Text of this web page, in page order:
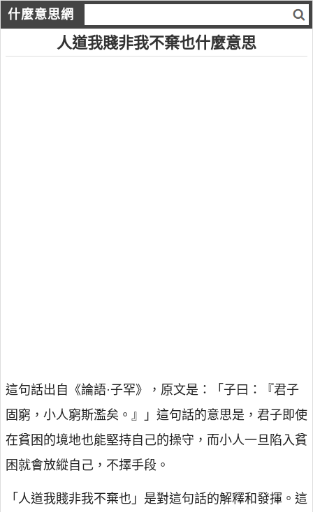
什麼意思網
人道我賤非我不棄也什麼意思
這句話出自《論語·子罕》，原文是：「子曰：『君子
固窮，小人窮斯濫矣。』」這句話的意思是，君子即使
在貧困的境地也能堅持自己的操守，而小人一旦陷入貧
困就會放縱自己，不擇手段。
「人道我賤非我不棄也」是對這句話的解釋和發揮。這